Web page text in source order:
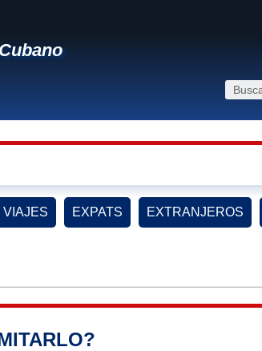
VIAJES EXPATS EXTRANJEROS